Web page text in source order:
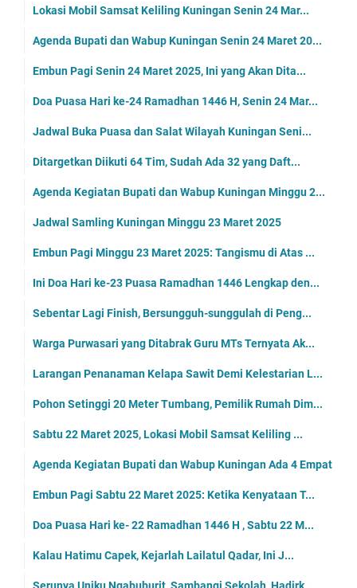
Lokasi Mobil Samsat Keliling Kuningan Senin 24 Mar...
Agenda Bupati dan Wabup Kuningan Senin 24 Maret 20...
Embun Pagi Senin 24 Maret 2025, Ini yang Akan Dita...
Doa Puasa Hari ke-24 Ramadhan 1446 H, Senin 24 Mar...
Jadwal Buka Puasa dan Salat Wilayah Kuningan Seni...
Ditargetkan Diikuti 64 Tim, Sudah Ada 32 yang Daft...
Agenda Kegiatan Bupati dan Wabup Kuningan Minggu 2...
Jadwal Samling Kuningan Minggu 23 Maret 2025
Embun Pagi Minggu 23 Maret 2025: Tangismu di Atas ...
Ini Doa Hari ke-23 Puasa Ramadhan 1446 Lengkap den...
Sebentar Lagi Finish, Bersungguh-sunggulah di Peng...
Warga Purwasari yang Ditabrak Guru MTs Ternyata Ak...
Larangan Penanaman Kelapa Sawit Demi Kelestarian L...
Pohon Setinggi 20 Meter Tumbang, Pemilik Rumah Dim...
Sabtu 22 Maret 2025, Lokasi Mobil Samsat Keliling ...
Agenda Kegiatan Bupati dan Wabup Kuningan Ada 4 Empat
Embun Pagi Sabtu 22 Maret 2025: Ketika Kenyataan T...
Doa Puasa Hari ke- 22 Ramadhan 1446 H , Sabtu 22 M...
Kalau Hatimu Capek, Kejarlah Lailatul Qadar, Ini J...